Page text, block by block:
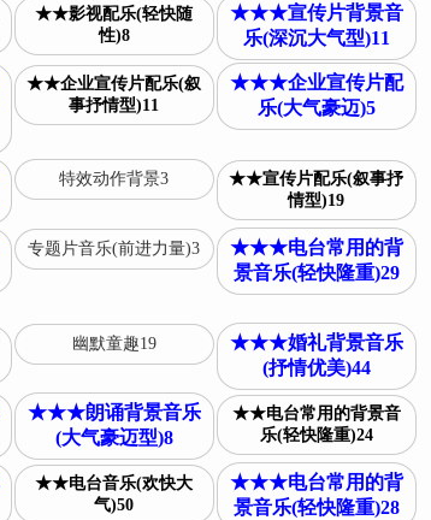
★★影视配乐(轻快随
性)8
★★★宣传片背景音
乐(深沉大气型)11
★★企业宣传片配乐(叙
事抒情型)11
★★★企业宣传片配
乐(大气豪迈)5
特效动作背景3
★★宣传片配乐(叙事抒
情型)19
专题片音乐(前进力量)3
★★★电台常用的背
景音乐(轻快隆重)29
幽默童趣19
★★★婚礼背景音乐
(抒情优美)44
★★★朗诵背景音乐
(大气豪迈型)8
★★电台常用的背景音
乐(轻快隆重)24
★★电台音乐(欢快大
气)50
★★★电台常用的背
景音乐(轻快隆重)28